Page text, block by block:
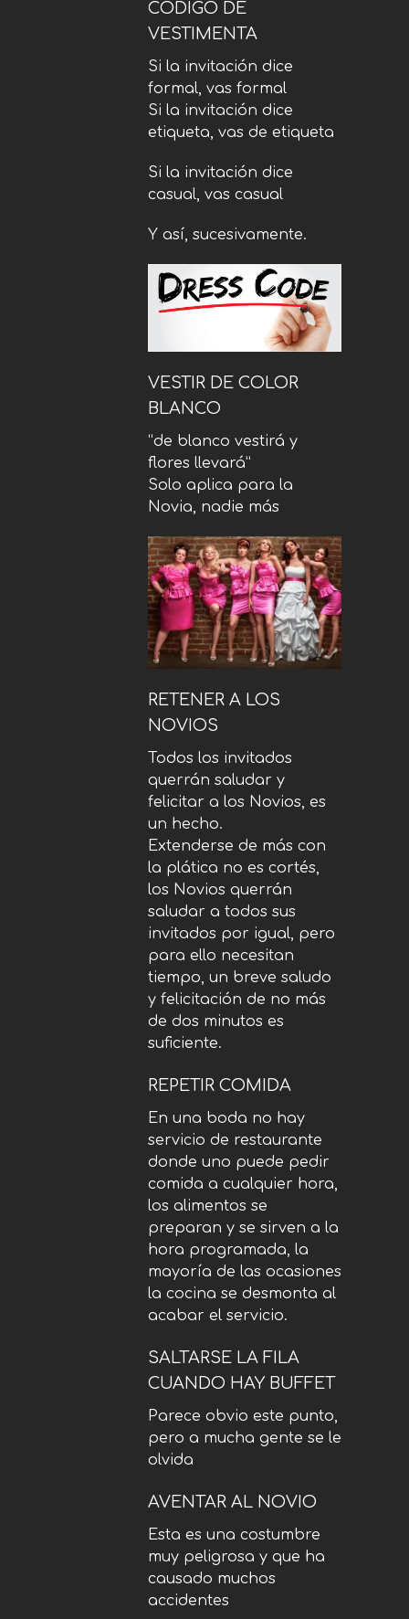
CÓDIGO DE
VESTIMENTA
Si la invitación dice
formal, vas formal
Si la invitación dice
etiqueta, vas de etiqueta
Si la invitación dice
casual, vas casual
Y así, sucesivamente.
VESTIR DE COLOR
BLANCO
“de blanco vestirá y
flores llevará”
Solo aplica para la
Novia, nadie más
RETENER A LOS
NOVIOS
Todos los invitados
querrán saludar y
felicitar a los Novios, es
un hecho.
Extenderse de más con
la plática no es cortés,
los Novios querrán
saludar a todos sus
invitados por igual, pero
para ello necesitan
tiempo, un breve saludo
y felicitación de no más
de dos minutos es
suficiente.
REPETIR COMIDA
En una boda no hay
servicio de restaurante
donde uno puede pedir
comida a cualquier hora,
los alimentos se
preparan y se sirven a la
hora programada, la
mayoría de las ocasiones
la cocina se desmonta al
acabar el servicio.
SALTARSE LA FILA
CUANDO HAY BUFFET
Parece obvio este punto,
pero a mucha gente se le
olvida
AVENTAR AL NOVIO
Esta es una costumbre
muy peligrosa y que ha
causado muchos
accidentes